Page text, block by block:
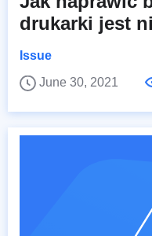
drukarki jest
Issue
June 30, 2021